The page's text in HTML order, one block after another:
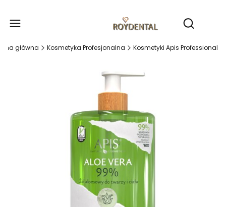
Otwórz
główna Kosmetyka Profesjonalna Kosmetyki Apis Professional